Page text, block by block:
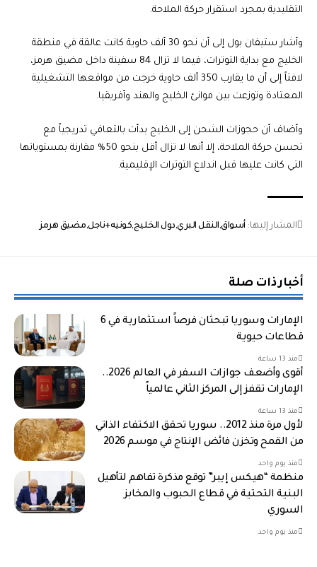
التقليدية بمجرد استقرار حركة الملاحة.
وأشار ستيفان بول إلى أن نحو 30 ألف حاوية كانت عالقة في منطقة
الخليج مع بداية التوترات، فيما لا تزال 84 سفينة داخل مضيق هرمز،
لافتاً إلى أن ما يقارب 350 ألف حاوية خرجت من مواقعها التشغيلية
المعتادة وتوزعت بين موانئ الخليج والهند وأفريقيا.
وأضاف أن حجوزات الشحن إلى الخليج بدأت بالتعافي تدريجياً مع
تحسن حركة الملاحة، إلا أنها لا تزال أقل بنحو 50% مقارنة بمستوياتها
التي كانت عليها قبل اندلاع التوترات الإقليمية.
المشار إليها: أسواق النقل البري دول الخليج كونيه+ناجل مضيق هرمز
أخبار ذات صلة
الإمارات وسوريا تبحثان فرصاً استثمارية في 6
قطاعات حيوية
منذ 13 ساعة
أقوى وأضعف جوازات السفر في العالم 2026..
الإمارات تقفز إلى المركز الثاني عالمياً
منذ 13 ساعة
لأول مرة منذ 2012.. سوريا تحقق الاكتفاء الذاتي
من القمح وتخزن فائض الإنتاج في موسم 2026
منذ يوم واحد
منظمة “هيكس إيبر” توقع مذكرة تفاهم لتأهيل
البنية التحتية في قطاع الحبوب والمخابز
السوري
منذ يوم واحد